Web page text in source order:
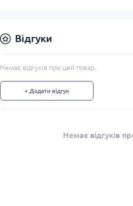
Відгуки
Немає відгуків про цей товар.
+ Додати відгук
Немає відгуків